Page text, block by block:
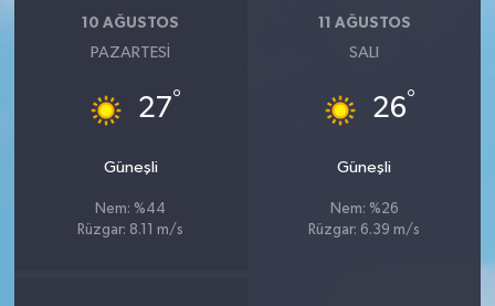
10 AĞUSTOS
PAZARTESI
27°
Güneşli
Nem: %44
Rüzgar: 8.11 m/s
11 AĞUSTOS
SALI
26°
Güneşli
Nem: %26
Rüzgar: 6.39 m/s